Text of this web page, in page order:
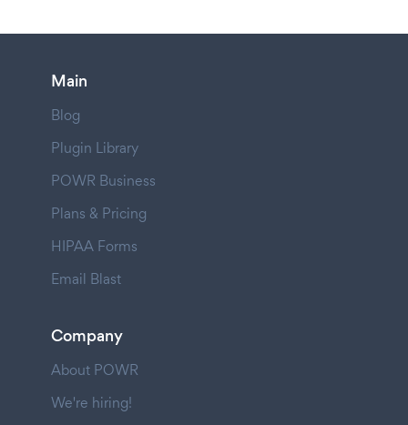
Main
Blog
Plugin Library
POWR Business
Plans & Pricing
HIPAA Forms
Email Blast
Company
About POWR
We're hiring!